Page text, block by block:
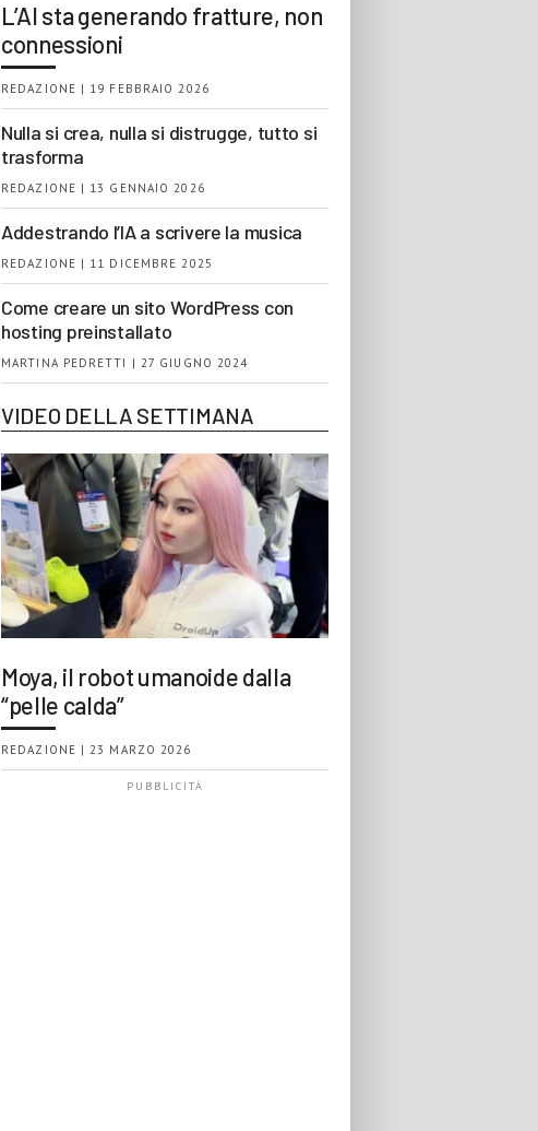
L’AI sta generando fratture, non
connessioni
REDAZIONE | 19 FEBBRAIO 2026
Nulla si crea, nulla si distrugge, tutto si
trasforma
REDAZIONE | 13 GENNAIO 2026
Addestrando l’IA a scrivere la musica
REDAZIONE | 11 DICEMBRE 2025
Come creare un sito WordPress con
hosting preinstallato
MARTINA PEDRETTI | 27 GIUGNO 2024
VIDEO DELLA SETTIMANA
Moya, il robot umanoide dalla
“pelle calda”
REDAZIONE | 23 MARZO 2026